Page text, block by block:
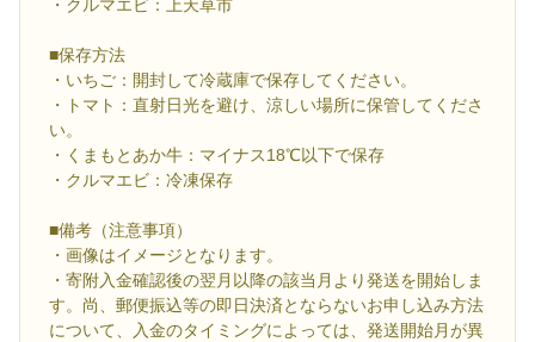
・クルマエビ：上天草市
■保存方法
・いちご：開封して冷蔵庫で保存してください。
・トマト：直射日光を避け、涼しい場所に保管してくださ
い。
・くまもとあか牛：マイナス18℃以下で保存
・クルマエビ：冷凍保存
■備考（注意事項）
・画像はイメージとなります。
・寄附入金確認後の翌月以降の該当月より発送を開始しま
す。尚、郵便振込等の即日決済とならないお申し込み方法
について、入金のタイミングによっては、発送開始月が異